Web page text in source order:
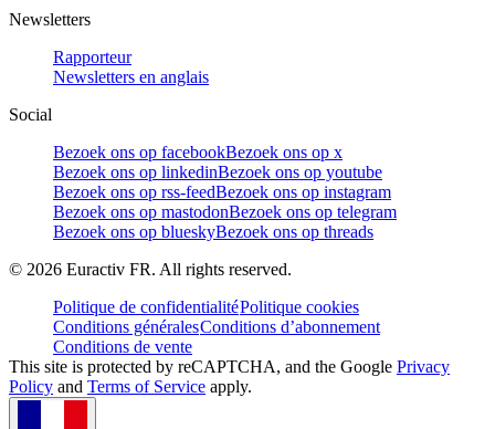
Newsletters
Rapporteur
Newsletters en anglais
Social
Bezoek ons op facebookBezoek ons op x
Bezoek ons op linkedinBezoek ons op youtube
Bezoek ons op rss-feedBezoek ons op instagram
Bezoek ons op mastodonBezoek ons op telegram
Bezoek ons op blueskyBezoek ons op threads
© 2026 Euractiv FR. All rights reserved.
Politique de confidentialitéPolitique cookies
Conditions généralesConditions d’abonnement
Conditions de vente
This site is protected by reCAPTCHA, and the Google Privacy
Policy and Terms of Service apply.